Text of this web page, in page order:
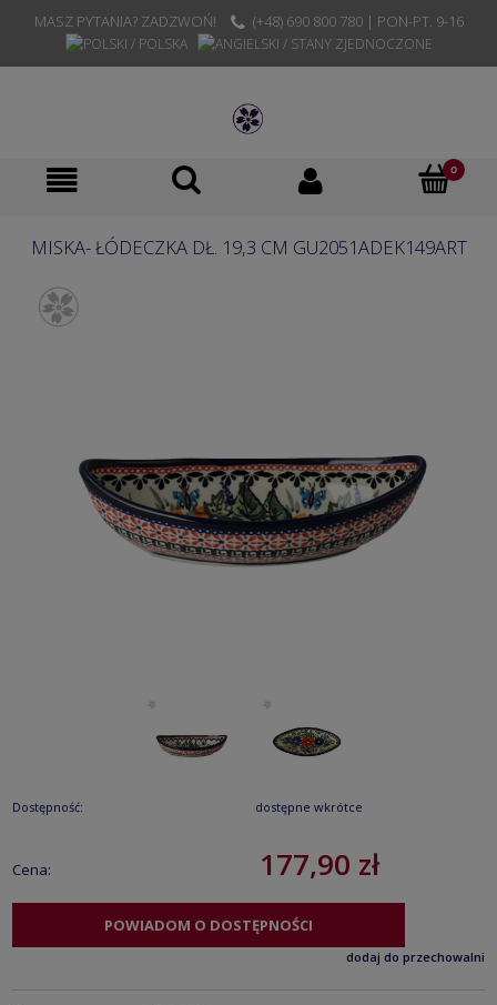
MASZ PYTANIA? ZADZWOŃ! (+48) 690 800 780 | PON-PT. 9-16
MISKA- ŁÓDECZKA DŁ. 19,3 CM GU2051ADEK149ART
Dostępność: dostępne wkrótce
Cena: 177,90 zł
POWIADOM O DOSTĘPNOŚCI
dodaj do przechowalni